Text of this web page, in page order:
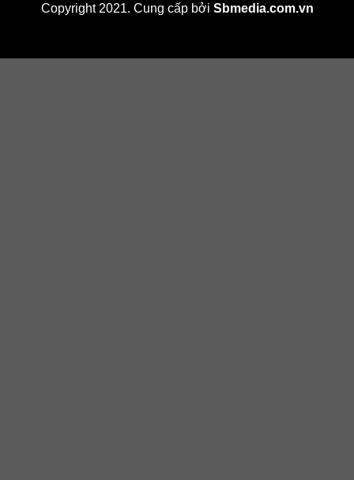
Copyright 2021. Cung cấp bởi Sbmedia.com.vn